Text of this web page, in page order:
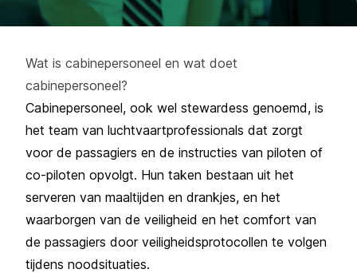
Wat is cabinepersoneel en wat doet
cabinepersoneel?
Cabinepersoneel, ook wel stewardess genoemd, is
het team van luchtvaartprofessionals dat zorgt
voor de passagiers en de instructies van piloten of
co-piloten opvolgt. Hun taken bestaan uit het
serveren van maaltijden en drankjes, en het
waarborgen van de veiligheid en het comfort van
de passagiers door veiligheidsprotocollen te volgen
tijdens noodsituaties.